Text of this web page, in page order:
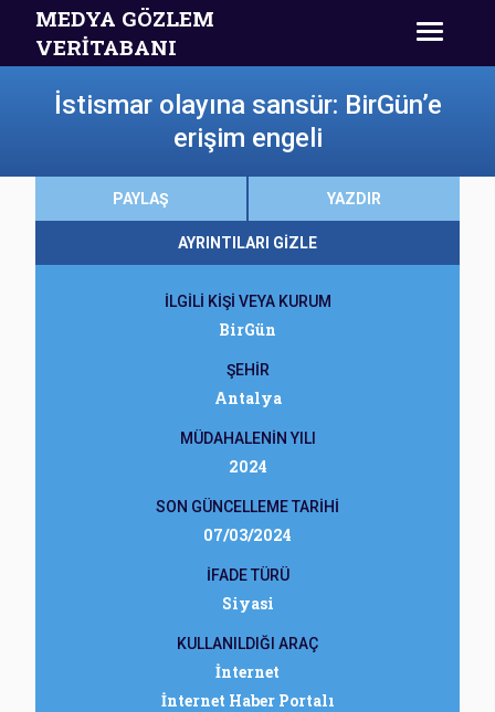
MEDYA GÖZLEM
VERİTABANI
İstismar olayına sansür: BirGün’e
erişim engeli
PAYLAŞ YAZDIR
AYRINTILARI GİZLE
İLGİLİ KİŞİ VEYA KURUM
BirGün
ŞEHİR
Antalya
MÜDAHALENİN YILI
2024
SON GÜNCELLEME TARİHİ
07/03/2024
İFADE TÜRÜ
Siyasi
KULLANILDIĞI ARAÇ
İnternet
İnternet Haber Portalı